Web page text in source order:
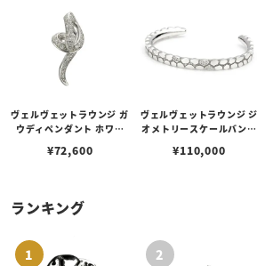
ヴェルヴェットラウンジ ガ
ウディペンダント ホワイ
アパヴェ
¥72,600
ヴェルヴェットラウンジ ジ
オメトリースケールバング
¥110,000
ランキング